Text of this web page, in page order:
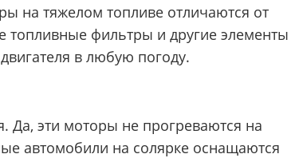
на тяжелом топливе отличаются от
топливные фильтры и другие элементы
в любую погоду.
Да, эти моторы не прогреваются на
автомобили на солярке оснащаются